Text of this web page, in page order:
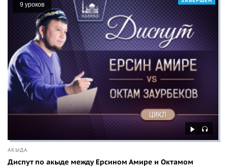
9 уроков
АКЫДА
Диспут по акыде между Ерсином Амире и Октамом